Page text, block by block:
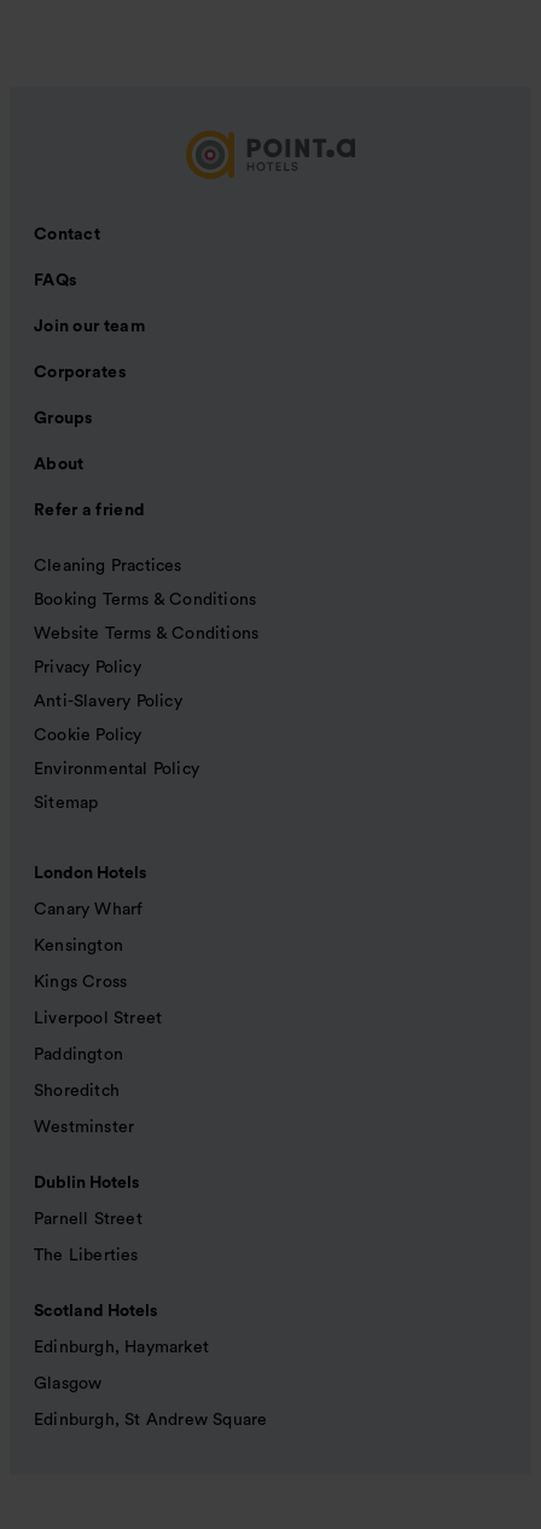
Contact
FAQs
Join our team
Corporates
Groups
About
Refer a friend
Cleaning Practices
Booking Terms & Conditions
Website Terms & Conditions
Privacy Policy
Anti-Slavery Policy
Cookie Policy
Environmental Policy
Sitemap
London Hotels
Canary Wharf
Kensington
Kings Cross
Liverpool Street
Paddington
Shoreditch
Westminster
Dublin Hotels
Parnell Street
The Liberties
Scotland Hotels
Edinburgh, Haymarket
Glasgow
Edinburgh, St Andrew Square